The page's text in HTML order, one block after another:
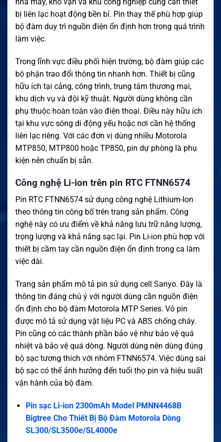
bị liên lạc hoạt động bền bỉ. Pin thay thế phù hợp giúp
bộ đàm duy trì nguồn điện ổn định hơn trong quá trình
làm việc.
Trong lĩnh vực điều phối hiện trường, bộ đàm giúp các
bộ phận trao đổi thông tin nhanh hơn. Thiết bị cũng
hữu ích tại cảng, công trình, trung tâm thương mại,
khu dịch vụ và đội kỹ thuật. Người dùng không cần
phụ thuộc hoàn toàn vào điện thoại. Điều này hữu ích
tại khu vực sóng di động yếu hoặc nơi cần hệ thống
liên lạc riêng. Với các đơn vị dùng nhiều Motorola
MTP850, MTP800 hoặc TP850, pin dự phòng là phụ
kiện nên chuẩn bị sẵn.
Công nghệ Li-ion trên pin RTC FTNN6574
Pin RTC FTNN6574 sử dụng công nghệ Lithium-Ion
theo thông tin công bố trên trang sản phẩm. Công
nghệ này có ưu điểm về khả năng lưu trữ năng lượng,
trọng lượng và khả năng sạc lại. Pin Li-ion phù hợp với
thiết bị cầm tay cần nguồn điện ổn định trong ca làm
việc dài.
Trang sản phẩm mô tả pin sử dụng cell Sanyo. Đây là
thông tin đáng chú ý với người dùng cần nguồn điện
ổn định cho bộ đàm Motorola MTP Series. Vỏ pin
được mô tả sử dụng vật liệu PC và ABS chống cháy.
Pin cũng có các thành phần bảo vệ như bảo vệ quá
nhiệt và bảo vệ quá dòng. Người dùng nên dùng đúng
bộ sạc tương thích với nhóm FTNN6574. Việc dùng sai
bộ sạc có thể ảnh hưởng đến tuổi thọ pin và hiệu suất
vận hành của bộ đàm.
Pin sạc Li-ion 2300mAh Model PMNN4468B
Bigtree Cho Thiết Bị Bộ Đàm Motorola Dòng
SL300/SL3500e/SL4000e